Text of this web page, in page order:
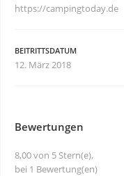
https://campingtoday.de
BEITRITTSDATUM
12. März 2018
Bewertungen
8,00 von 5 Stern(e),
bei 1 Bewertung(en)